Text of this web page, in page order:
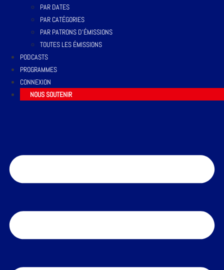
PAR DATES
PAR CATÉGORIES
PAR PATRONS D’ÉMISSIONS
TOUTES LES ÉMISSIONS
PODCASTS
PROGRAMMES
CONNEXION
NOUS SOUTENIR